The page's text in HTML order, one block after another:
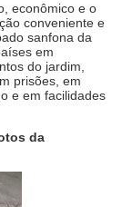
econômico e o
conveniente e
sanfona da
em
do jardim,
prisões, em
e em facilidades
da